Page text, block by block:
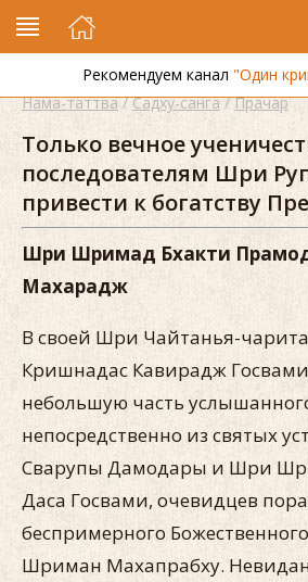
Рекомендуем канал "Один
Нама-таттва/Садху-санга/Прачар
Только вечное
последователям Шри
привести к богатству
Шри Шримад Бхакти
Махарадж
В своей Шри Чайтанья-
Кришнадас Кавирадж
небольшую часть
непосредственно из святых
Сварупы Дамодары и Шри
Даса Госвами, очевидцев
беспримерного
Шриман Махапрабху.